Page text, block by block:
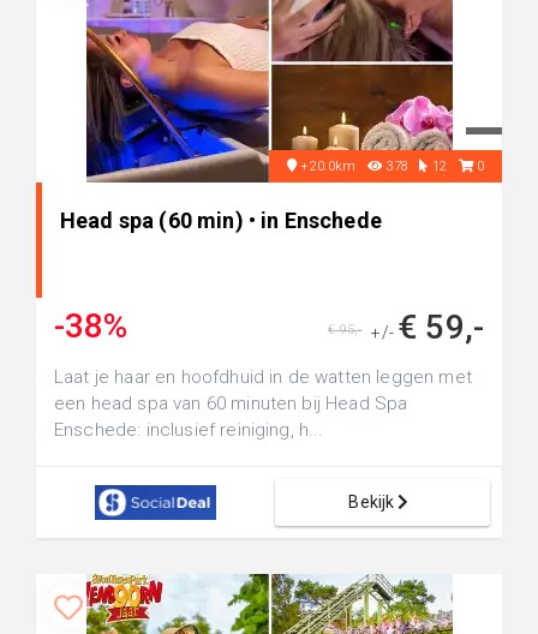
+20.0km 378 12 0
Head spa (60 min) • in Enschede
-38% +/- € 59,-
€ 95,-
Laat je haar en hoofdhuid in de watten leggen met
een head spa van 60 minuten bij Head Spa
Enschede: inclusief reiniging, h...
Bekijk